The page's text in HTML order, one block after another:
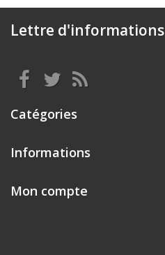
Lettre d'informations
Catégories
Informations
Mon compte